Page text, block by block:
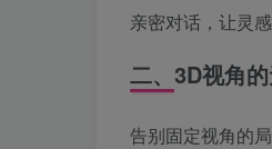
亲密对话，让灵感
二、3D视角
告别固定视角的